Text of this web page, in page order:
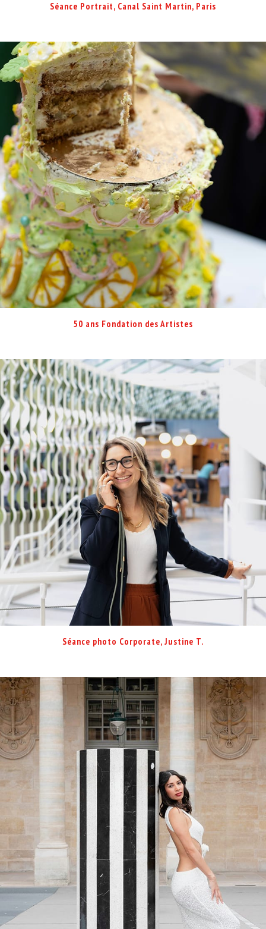
Séance Portrait, Canal Saint Martin, Paris
50 ans Fondation des Artistes
Séance photo Corporate, Justine T.